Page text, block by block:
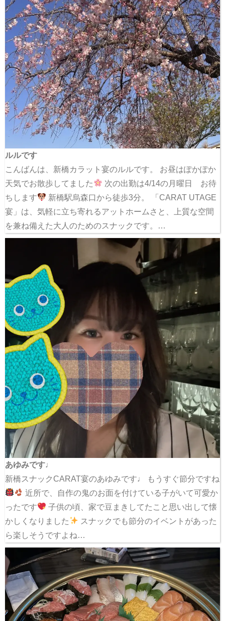
ルルです
こんばんは、新橋カラット宴のルルです。 お昼はぽかぽか
天気でお散歩してました
次の出勤は4/14の月曜日 お待
ちします
新橋駅烏森口から徒歩3分。 「CARAT UTAGE
宴」は、気軽に立ち寄れるアットホームさと、上質な空間
を兼ね備えた大人のためのスナックです。…
あゆみです♩
新橋スナックCARAT宴のあゆみです♩ もうすぐ節分ですね
近所で、自作の鬼のお面を付けている子がいて可愛か
ったです
子供の頃、家で豆まきしてたこと思い出して懐
かしくなりました
スナックでも節分のイベントがあった
ら楽しそうですよね…